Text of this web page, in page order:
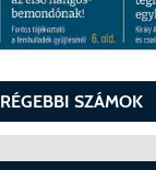
RÉGEBBI SZÁMOK